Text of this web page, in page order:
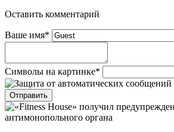
Оставить комментарий
Ваше имя*
Символы на картинке*